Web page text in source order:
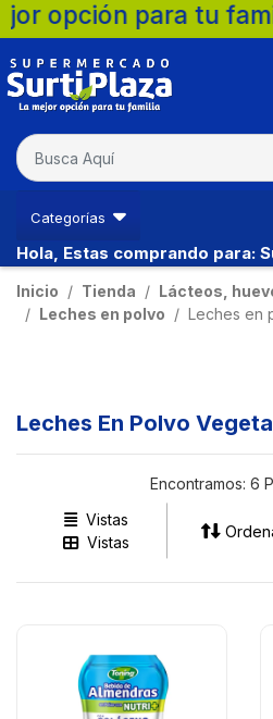
para tu
Categorías
Hola, Estas comprando para:
Inicio Tienda
Lácteos,
Leches en polvo
Leches en
Leches En Polvo
Encontramos: 6
Vistas
Vistas